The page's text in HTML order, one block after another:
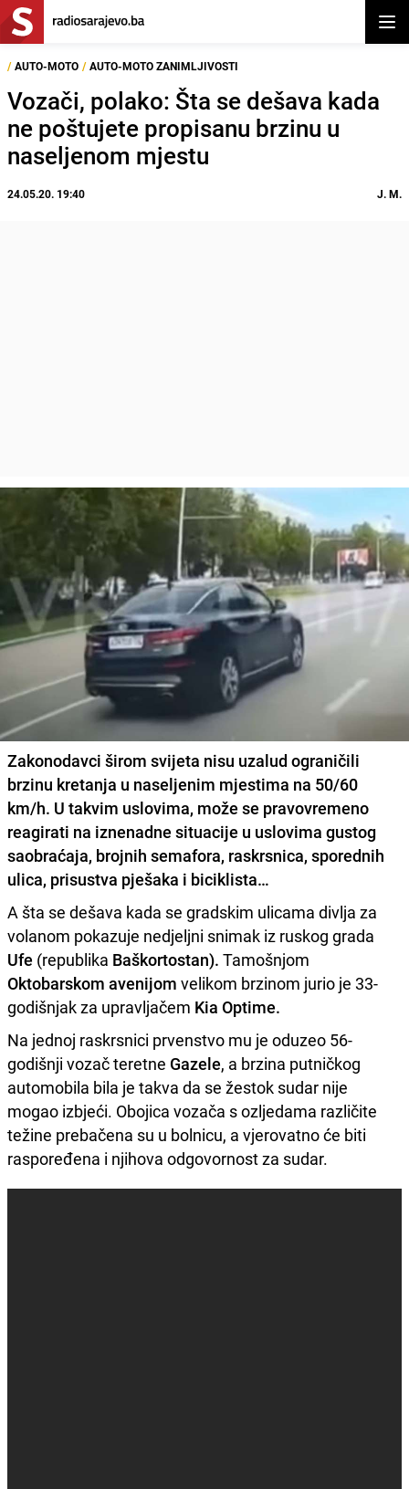
/ AUTO-MOTO / AUTO-MOTO ZANIMLJIVOSTI
Vozači, polako: Šta se dešava kada
ne poštujete propisanu brzinu u
naseljenom mjestu
24.05.20. 19:40 J. M.
Zakonodavci širom svijeta nisu uzalud ograničili
brzinu kretanja u naseljenim mjestima na 50/60
km/h. U takvim uslovima, može se pravovremeno
reagirati na iznenadne situacije u uslovima gustog
saobraćaja, brojnih semafora, raskrsnica, sporednih
ulica, prisustva pješaka i biciklista…
A šta se dešava kada se gradskim ulicama divlja za
volanom pokazuje nedjeljni snimak iz ruskog grada
Ufe (republika Baškortostan). Tamošnjom
Oktobarskom avenijom velikom brzinom jurio je 33-
godišnjak za upravljačem Kia Optime.
Na jednoj raskrsnici prvenstvo mu je oduzeo 56-
godišnji vozač teretne Gazele, a brzina putničkog
automobila bila je takva da se žestok sudar nije
mogao izbjeći. Obojica vozača s ozljedama različite
težine prebačena su u bolnicu, a vjerovatno će biti
raspoređena i njihova odgovornost za sudar.